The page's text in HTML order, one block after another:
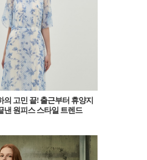
의 고민 끝! 출근부터 휴양지
낸 원피스 스타일 트렌드